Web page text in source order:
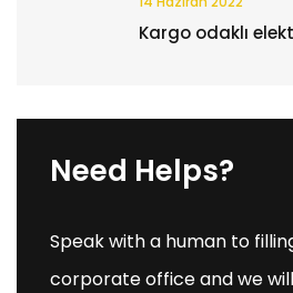
Kargo odaklı
Need Helps?
Speak with a human to
corporate office and we